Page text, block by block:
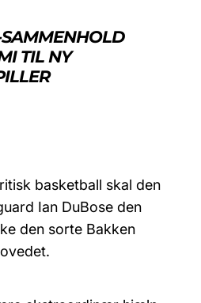
TIL NY
basketball skal den
Ian DuBose den
den sorte Bakken